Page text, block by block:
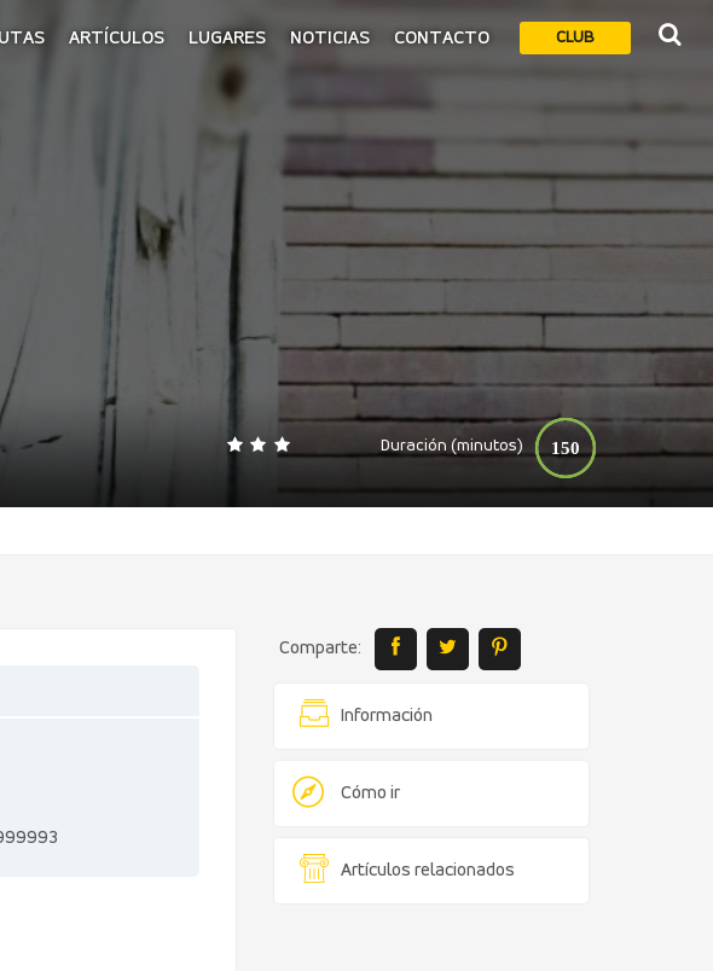
CLUB
ARTÍCULOS LUGARES NOTICIAS CONTACTO
Duración (minutos) 150
0 140
Comparte:
Información
Cómo ir
Artículos relacionados